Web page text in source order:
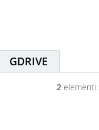
GDRIVE
2elementi